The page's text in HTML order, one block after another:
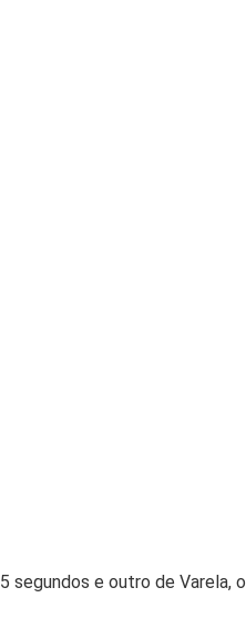
segundos e outro de Varela, o